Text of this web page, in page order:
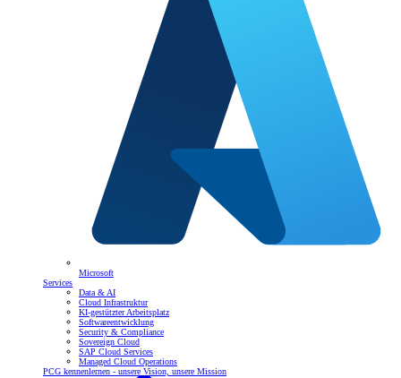
Microsoft
Services
Data & AI
Cloud Infrastruktur
KI-gestützter Arbeitsplatz
Softwareentwicklung
Security & Compliance
Sovereign Cloud
SAP Cloud Services
Managed Cloud Operations
PCG kennenlernen - unsere Vision, unsere Mission